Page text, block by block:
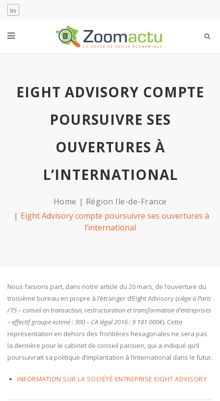
EIGHT ADVISORY COMPTE
POURSUIVRE SES
OUVERTURES À
L’INTERNATIONAL
Home
Région Ile-de-France
Eight Advisory compte poursuivre ses ouvertures à
l’international
Nous faisions part, dans notre article du 20 mars, de l’ouverture du
troisième bureau en propre à l’étranger d’Eight Advisory (siège à Paris
/75 – conseil en transaction, restructuration et transformation d’entreprises
– effectif groupe estimé : 300 – CA légal 2016 : 9 181 000€). Cette
représentation en dehors des frontières hexagonales ne sera pas
la dernière pour le cabinet de conseil parisien, qui a indiqué qu’il
poursuivrait sa politique d’implantation à l’international dans le futur.
INFORMATION SUR LA SOCIÉTÉ ENTREPRISE EIGHT ADVISORY